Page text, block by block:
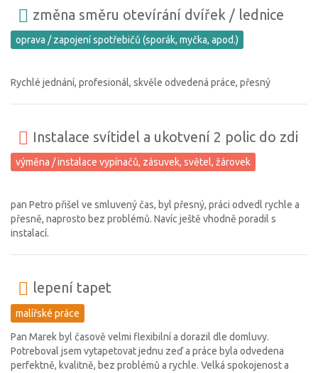
změna směru otevírání dvířek / lednice
oprava / zapojení spotřebičů (sporák, myčka, apod.)
Rychlé jednání, profesionál, skvěle odvedená práce, přesný
Instalace svítidel a ukotvení 2 polic do zdi
výměna / instalace vypínačů, zásuvek, světel, žárovek
pan Petro přišel ve smluvený čas, byl přesný, práci odvedl rychle a
přesně, naprosto bez problémů. Navíc ještě vhodně poradil s
instalací.
lepení tapet
malířské práce
Pan Marek byl časově velmi flexibilní a dorazil dle domluvy.
Potreboval jsem vytapetovat jednu zeď a práce byla odvedena
perfektně, kvalitně, bez problémů a rychle. Velká spokojenost a